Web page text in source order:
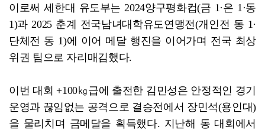
이로써 세한대 유도부는 2024양구평화컵(금 1·은 1·동
1)과 2025 춘계 전국남녀대학유도연맹전(개인전 동 1·
단체전 동 1)에 이어 메달 행진을 이어가며 전국 최상
위권 팀으로 자리매김했다.
이번 대회 +100㎏급에 출전한 김민성은 안정적인 경기
운영과 끊임없는 공격으로 결승전에서 장민석(용인대)
을 물리치며 금메달을 획득했다. 지난해 동 대회에서